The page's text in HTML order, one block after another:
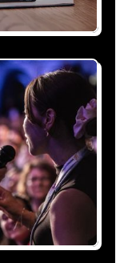
vous répond
à votre